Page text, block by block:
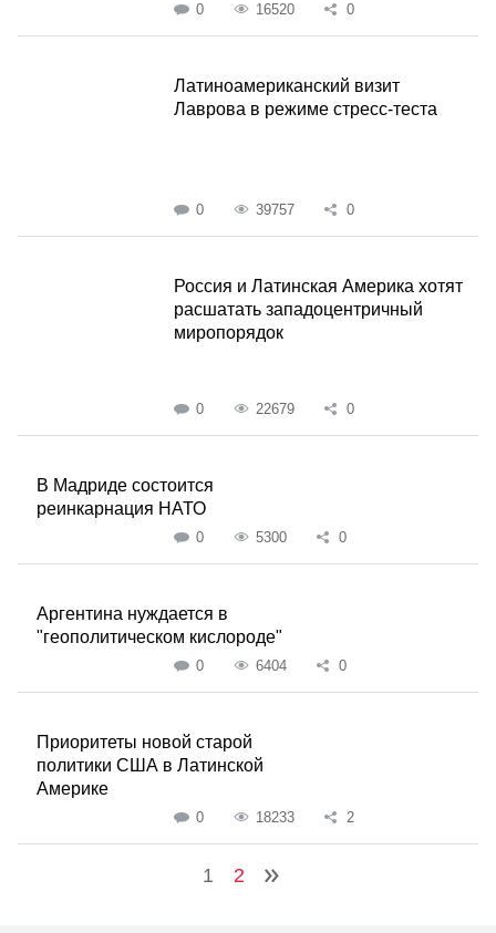
0 16520 0
Латиноамериканский визит
Лаврова в режиме стресс-теста
0 39757 0
Россия и Латинская Америка хотят
расшатать западоцентричный
миропорядок
0 22679 0
В Мадриде состоится
реинкарнация НАТО
0 5300 0
Аргентина нуждается в
"геополитическом кислороде"
0 6404 0
Приоритеты новой старой
политики США в Латинской
Америке
0 18233 2
1 2